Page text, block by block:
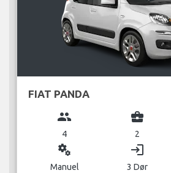
FIAT PANDA
group
4
business_center
2
miscellaneous_services
Manuel
login
3 Dør